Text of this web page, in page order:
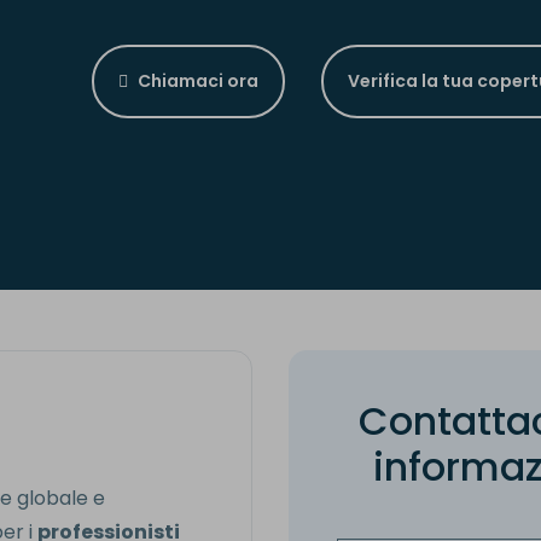
Chiamaci ora Verifica la tua
globale e
i professionisti
Contatta
informaz